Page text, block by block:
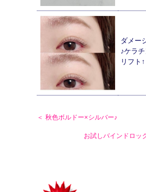
ダメー
♪ケラ
リフト↑
＜ 秋色ボルドー×シルバー♪
お試しバインドロッ